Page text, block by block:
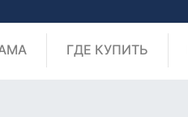
ГДЕ КУПИТЬ